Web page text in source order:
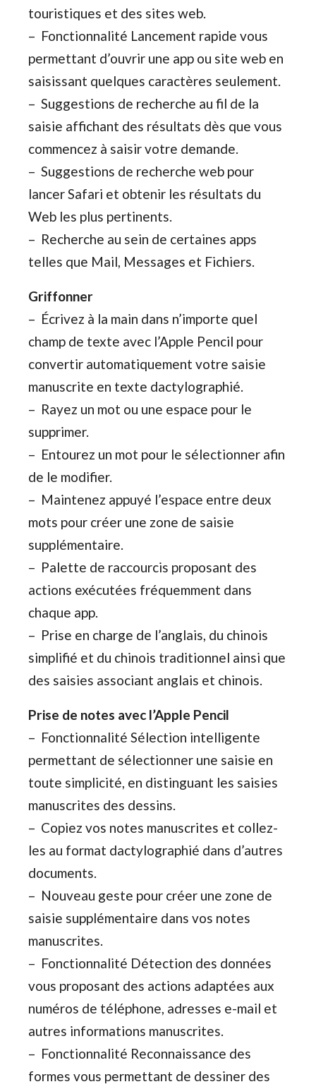
touristiques et des sites web.
– Fonctionnalité Lancement rapide vous
permettant d’ouvrir une app ou site web en
saisissant quelques caractères seulement.
– Suggestions de recherche au fil de la
saisie affichant des résultats dès que vous
commencez à saisir votre demande.
– Suggestions de recherche web pour
lancer Safari et obtenir les résultats du
Web les plus pertinents.
– Recherche au sein de certaines apps
telles que Mail, Messages et Fichiers.
Griffonner
– Écrivez à la main dans n’importe quel
champ de texte avec l’Apple Pencil pour
convertir automatiquement votre saisie
manuscrite en texte dactylographié.
– Rayez un mot ou une espace pour le
supprimer.
– Entourez un mot pour le sélectionner afin
de le modifier.
– Maintenez appuyé l’espace entre deux
mots pour créer une zone de saisie
supplémentaire.
– Palette de raccourcis proposant des
actions exécutées fréquemment dans
chaque app.
– Prise en charge de l’anglais, du chinois
simplifié et du chinois traditionnel ainsi que
des saisies associant anglais et chinois.
Prise de notes avec l’Apple Pencil
– Fonctionnalité Sélection intelligente
permettant de sélectionner une saisie en
toute simplicité, en distinguant les saisies
manuscrites des dessins.
– Copiez vos notes manuscrites et collez-
les au format dactylographié dans d’autres
documents.
– Nouveau geste pour créer une zone de
saisie supplémentaire dans vos notes
manuscrites.
– Fonctionnalité Détection des données
vous proposant des actions adaptées aux
numéros de téléphone, adresses e-mail et
autres informations manuscrites.
– Fonctionnalité Reconnaissance des
formes vous permettant de dessiner des